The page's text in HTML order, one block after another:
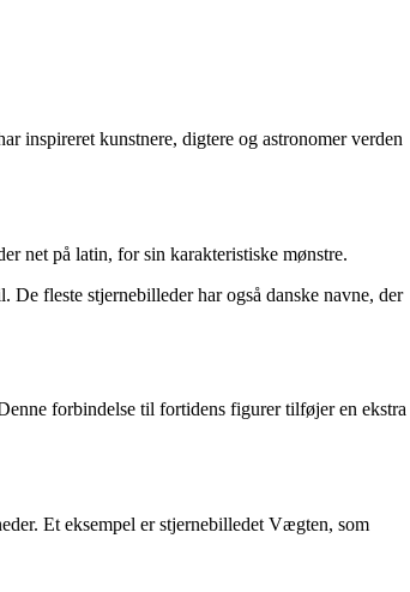
inspireret kunstnere, digtere og astronomer verden
net på latin, for sin karakteristiske mønstre.
fleste stjernebilleder har også danske navne, der
forbindelse til fortidens figurer tilføjer en ekstra
Et eksempel er stjernebilledet Vægten, som